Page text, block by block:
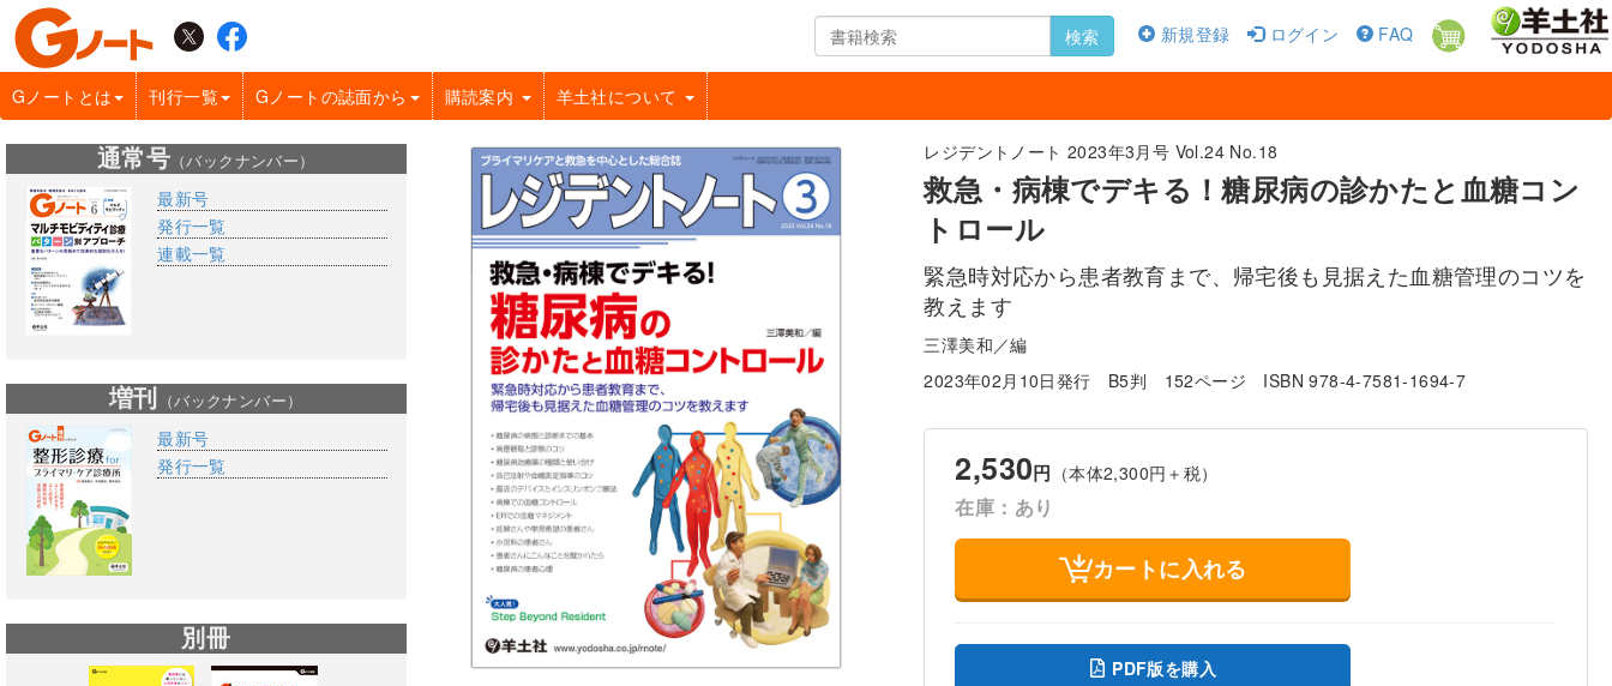
新規登録 ログイン FAQ
検索
Gノートとは 刊行一覧 Gノートの誌面から 購読案内 羊土社について
レジデントノート 2023年3月号 Vol.24 No.18
救急・病棟でデキる！糖尿病の診かたと血糖コン
トロール
緊急時対応から患者教育まで、帰宅後も見据えた血糖管理のコツを
教えます
三澤美和／編
2023年02月10日発行
B5判 152ページ ISBN 978-4-7581-1694-7
2,530円 （本体2,300円＋税）
在庫：あり
カートに入れる
PDF版を購入
通常号 （バックナンバー）
最新号
発行一覧
連載一覧
増刊 （バックナンバー）
最新号
発行一覧
別冊